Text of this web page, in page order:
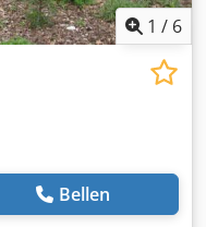
1 / 6
Bellen